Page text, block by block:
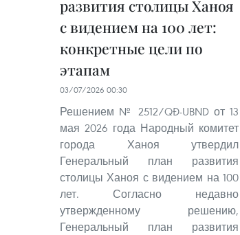
развития столицы Ханоя
с видением на 100 лет:
конкретные цели по
этапам
03/07/2026 00:30
Решением № 2512/QĐ-UBND от 13
мая 2026 года Народный комитет
города Ханоя утвердил
Генеральный план развития
столицы Ханоя с видением на 100
лет. Согласно недавно
утвержденному решению,
Генеральный план развития